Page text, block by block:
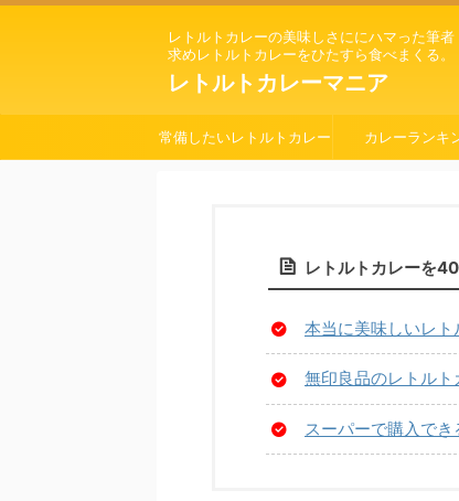
レトルトカレーの美味しさににハマった筆
求めレトルトカレーをひたすら食べまくる。
レトルトカレーマニア
常備したいレトルトカレー カレーランキ
レトルトカレーを
本当に美味しいレ
無印良品のレトル
スーパーで購入で